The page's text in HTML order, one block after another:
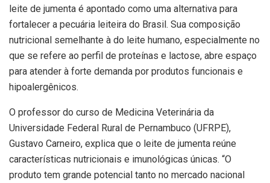
leite de jumenta é apontado como uma alternativa para
fortalecer a pecuária leiteira do Brasil. Sua composição
nutricional semelhante à do leite humano, especialmente no
que se refere ao perfil de proteínas e lactose, abre espaço
para atender à forte demanda por produtos funcionais e
hipoalergênicos.
O professor do curso de Medicina Veterinária da
Universidade Federal Rural de Pernambuco (UFRPE),
Gustavo Carneiro, explica que o leite de jumenta reúne
características nutricionais e imunológicas únicas. “O
produto tem grande potencial tanto no mercado nacional